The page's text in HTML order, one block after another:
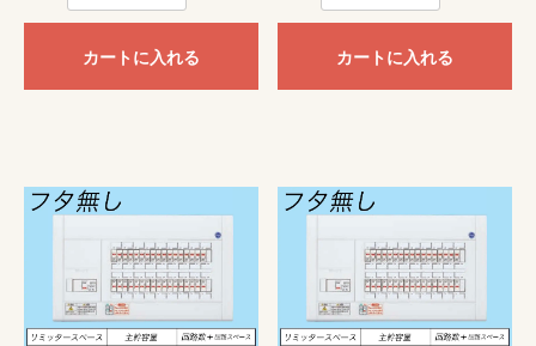
カートに入れる カートに入れる